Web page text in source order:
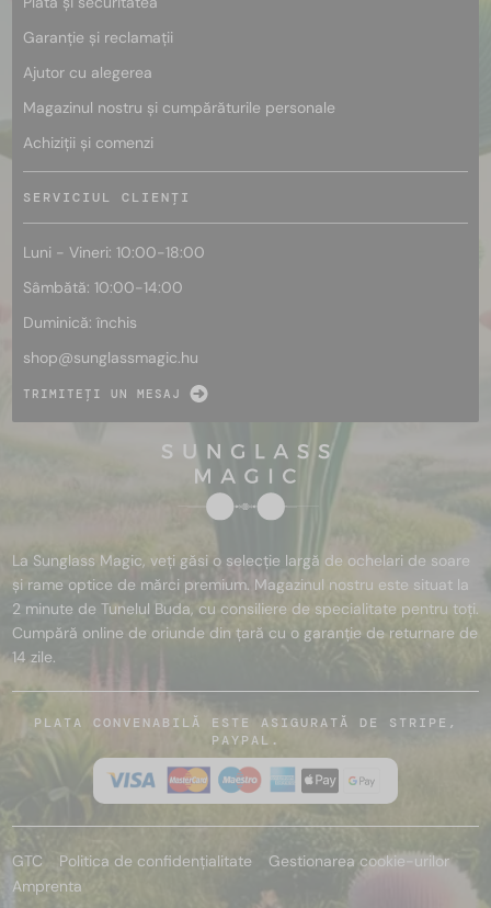
Garanție și reclamații
Ajutor cu alegerea
Magazinul nostru și cumpărăturile personale
Achiziții și comenzi
SERVICIUL CLIENȚI
Luni - Vineri: 10:00-18:00
Sâmbătă: 10:00-14:00
Duminică: închis
shop@sunglassmagic.hu
TRIMITEȚI UN MESAJ
La Sunglass Magic, veți găsi o selecție largă de ochelari de soare
și rame optice de mărci premium. Magazinul nostru este situat la
2 minute de Tunelul Buda, cu consiliere de specialitate pentru toți.
Cumpără online de oriunde din țară cu o garanție de returnare de
14 zile.
PLATA CONVENABILĂ ESTE ASIGURATĂ DE STRIPE,
PAYPAL.
GTC Politica de confidențialitate
Gestionarea cookie-urilor
Amprenta